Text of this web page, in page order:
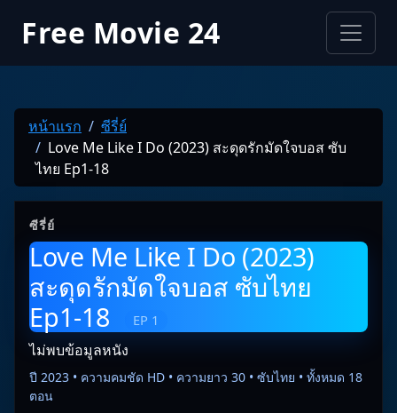
Free Movie 24
หน้าแรก
ซีรี่ย์
Love Me Like I Do (2023) สะดุดรักมัดใจบอส ซับ
ไทย Ep1-18
ซีรี่ย์
Love Me Like I Do (2023)
สะดุดรักมัดใจบอส ซับไทย
Ep1-18
EP 1
ไม่พบข้อมูลหนัง
ปี 2023 • ความคมชัด HD • ความยาว 30 • ซับไทย • ทั้งหมด 18
ตอน